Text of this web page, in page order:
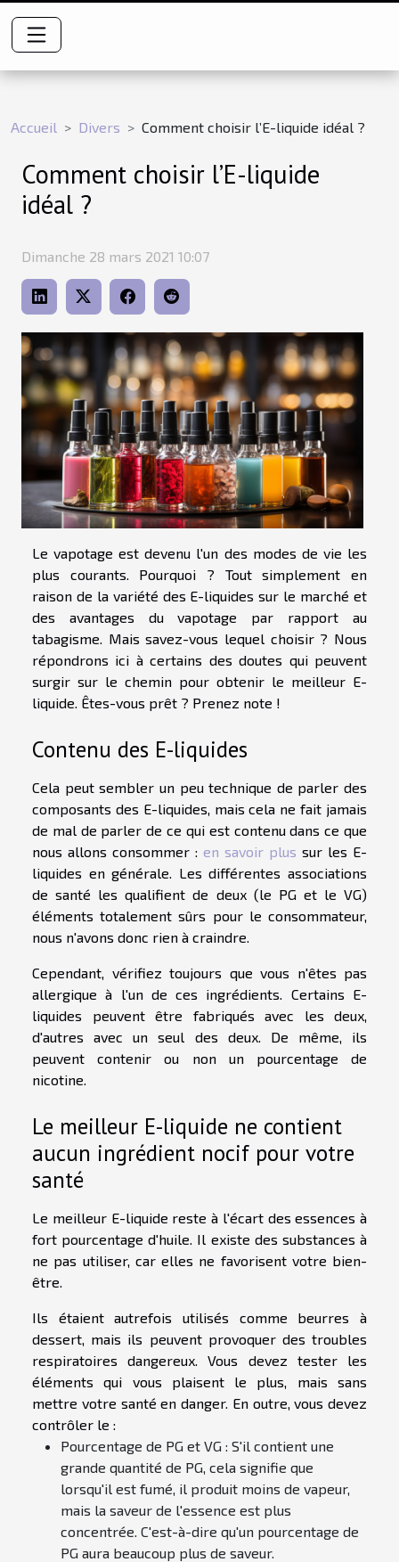
Accueil Divers Comment choisir l’E-liquide idéal ?
Comment choisir l’E-liquide
idéal ?
Dimanche 28 mars 2021 10:07
Le vapotage est devenu l'un des modes de vie les
plus courants. Pourquoi ? Tout simplement en
raison de la variété des E-liquides sur le marché et
des avantages du vapotage par rapport au
tabagisme. Mais savez-vous lequel choisir ? Nous
répondrons ici à certains des doutes qui peuvent
surgir sur le chemin pour obtenir le meilleur E-
liquide. Êtes-vous prêt ? Prenez note !
Contenu des E-liquides
Cela peut sembler un peu technique de parler des
composants des E-liquides, mais cela ne fait jamais
de mal de parler de ce qui est contenu dans ce que
nous allons consommer : en savoir plus sur les E-
liquides en générale. Les différentes associations
de santé les qualifient de deux (le PG et le VG)
éléments totalement sûrs pour le consommateur,
nous n'avons donc rien à craindre.
Cependant, vérifiez toujours que vous n'êtes pas
allergique à l'un de ces ingrédients. Certains E-
liquides peuvent être fabriqués avec les deux,
d'autres avec un seul des deux. De même, ils
peuvent contenir ou non un pourcentage de
nicotine.
Le meilleur E-liquide ne contient
aucun ingrédient nocif pour votre
santé
Le meilleur E-liquide reste à l'écart des essences à
fort pourcentage d'huile. Il existe des substances à
ne pas utiliser, car elles ne favorisent votre bien-
être.
Ils étaient autrefois utilisés comme beurres à
dessert, mais ils peuvent provoquer des troubles
respiratoires dangereux. Vous devez tester les
éléments qui vous plaisent le plus, mais sans
mettre votre santé en danger. En outre, vous devez
contrôler le :
Pourcentage de PG et VG : S'il contient une
grande quantité de PG, cela signifie que
lorsqu'il est fumé, il produit moins de vapeur,
mais la saveur de l'essence est plus
concentrée. C'est-à-dire qu'un pourcentage de
PG aura beaucoup plus de saveur.